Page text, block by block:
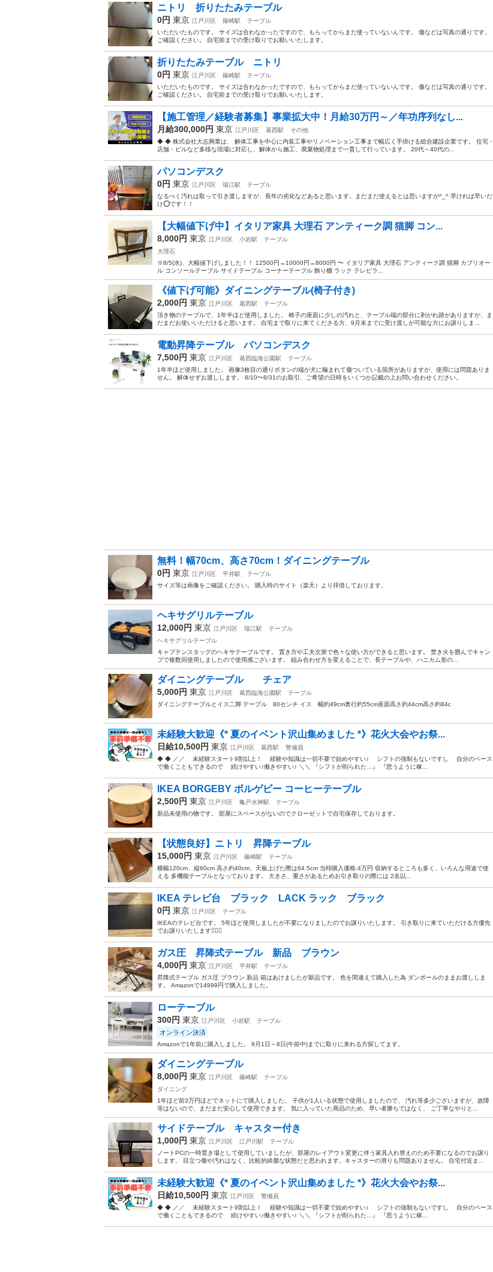
ニトリ 折りたたみテーブル
0円 東京 江戸川区 篠崎駅
テーブル
いただいたものです。 サイズは合わなかったですので、もらってからまだ使っていないんです。 傷などは写真の通りです。
ご確認ください。 自宅前までの受け取りでお願いいたします。
折りたたみテーブル ニトリ
0円 東京 江戸川区 篠崎駅
テーブル
いただいたものです。 サイズは合わなかったですので、もらってからまだ使っていないんです。 傷などは写真の通りです。
ご確認ください。 自宅前までの受け取りでお願いいたします。
【施工管理／経験者募集】事業拡大中！月給30万円～／年功序列なし...
月給300,000円 東京 江戸川区 葛西駅
その他
◆ ◆ 株式会社大志興業は、 解体工事を中心に内装工事やリノベーション工事まで幅広く手掛ける総合建設企業です。 住宅・
店舗・ビルなど多様な現場に対応し、解体から施工、廃棄物処理まで一貫して行っています。 20代～40代の...
パソコンデスク
0円 東京 江戸川区 瑞江駅
テーブル
なるべく汚れは取って引き渡しますが、長年の劣化などあると思います。まだまだ使えるとは思いますが^_^ 早ければ早いだ
け⭕️です！！
【大幅値下げ中】イタリア家具 大理石 アンティーク調 猫脚 コン...
8,000円 東京 江戸川区 小岩駅
テーブル
大理石
※8/5(水)、大幅値下げしました！！ 12500円→10000円→8000円 〜 イタリア家具 大理石 アンティーク調 猫脚 カブリオー
ル コンソールテーブル サイドテーブル コーナーテーブル 飾り棚 ラック テレビラ...
《値下げ可能》ダイニングテーブル(椅子付き)
2,000円 東京 江戸川区 葛西駅
テーブル
頂き物のテーブルで、1年半ほど使用しました。 椅子の座面に少しの汚れと、テーブル端の部分に剥がれ跡がありますが、ま
だまだお使いいただけると思います。 自宅まで取りに来てくださる方、9月末までに受け渡しが可能な方にお譲りしま...
電動昇降テーブル パソコンデスク
7,500円 東京 江戸川区 葛西臨海公園駅
テーブル
1年半ほど使用しました。 画像3枚目の通りボタンの端が犬に噛まれて傷ついている箇所がありますが、使用には問題ありま
せん。 解体せずお渡しします。 8/10〜8/31のお取引、ご希望の日時をいくつか記載の上お問い合わせください。
無料！幅70cm、高さ70cm！ダイニングテーブル
0円 東京 江戸川区 平井駅
テーブル
サイズ等は画像をご確認ください。 購入時のサイト（楽天）より拝借しております。
ヘキサグリルテーブル
12,000円 東京 江戸川区 瑞江駅
テーブル
ヘキサグリルテーブル
キャプテンスタッグのヘキサテーブルです。 置き方や工夫次第で色々な使い方ができると思います。 焚き火を囲んでキャン
プで複数回使用しましたので使用感ございます。 組み合わせ方を変えることで、長テーブルや、ハニカム形の...
ダイニングテーブル チェア
5,000円 東京 江戸川区 葛西臨海公園駅
テーブル
ダイニングテーブルとイス二脚 テーブル 80センチ イス 幅約49cm奥行約55cm座面高さ約44cm高さ約84c
未経験大歓迎《* 夏のイベント沢山集めました *》花火大会やお祭...
日給10,500円 東京 江戸川区 葛西駅
警備員
◆ ◆ ／／ 未経験スタート9割以上！ 経験や知識は一切不要で始めやすい♪ シフトの強制もないですし 自分のペース
で働くこともできるので 続けやすい♪働きやすい♪ ＼＼ 『シフトが削られた…』 『思うように稼...
IKEA BORGEBY ボルゲビー コーヒーテーブル
2,500円 東京 江戸川区 亀戸水神駅
テーブル
新品未使用の物です。 部屋にスペースがないのでクローゼットで自宅保存しております。
【状態良好】ニトリ 昇降テーブル
15,000円 東京 江戸川区 篠崎駅
テーブル
横幅120cm、縦60cm 高さ約40cm、天板上げた際は64.5cm 当時購入価格:4万円 収納するところも多く、いろんな用途で使
える 多機能テーブルとなっております。 大きさ、重さがあるためお引き取りの際には 2名以...
IKEA テレビ台 ブラック LACK ラック ブラック
0円 東京 江戸川区
テーブル
IKEAのテレビ台です。 5年ほど使用しましたが不要になりましたのでお譲りいたします。 引き取りに来ていただける方優先
でお譲りいたします🙇🏻‍♀️
ガス圧 昇降式テーブル 新品 ブラウン
4,000円 東京 江戸川区 平井駅
テーブル
昇降式テーブル ガス圧 ブラウン 新品 箱はあけましたが新品です。 色を間違えて購入した為 ダンボールのままお渡ししま
す。 Amazonで14999円で購入しました。
ローテーブル
300円 東京 江戸川区 小岩駅 テーブル
オンライン決済
Amazonで1年前に購入しました。 9月1日～8日(午前中)までに取りに来れる方探してます。
ダイニングテーブル
8,000円 東京 江戸川区 篠崎駅
テーブル
ダイニング
1年ほど前3万円ほどでネットにて購入しました。 子供が1人いる状態で使用しましたので、 汚れ等多少ございますが、故障
等はないので、まだまだ安心して使用できます。 気に入っていた商品のため、早い者勝ちではなく、 ご丁寧なやりと...
サイドテーブル キャスター付き
1,000円 東京 江戸川区 江戸川駅
テーブル
ノートPCの一時置き場として使用していましたが、部屋のレイアウト変更に伴う家具入れ替えのため不要になるのでお譲り
します。 目立つ傷や汚れはなく、比較的綺麗な状態だと思われます。キャスターの滑りも問題ありません。 自宅付近ま...
未経験大歓迎《* 夏のイベント沢山集めました *》花火大会やお祭...
日給10,500円 東京 江戸川区
警備員
◆ ◆ ／／ 未経験スタート9割以上！ 経験や知識は一切不要で始めやすい♪ シフトの強制もないですし 自分のペース
で働くこともできるので 続けやすい♪働きやすい♪ ＼＼ 『シフトが削られた…』 『思うように稼...